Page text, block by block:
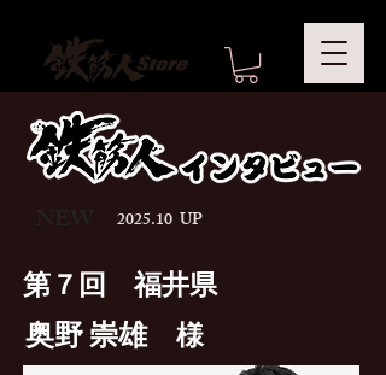
2025.10 UP
第７回 福井県
奥野 崇雄 様